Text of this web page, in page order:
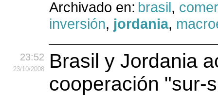
Archivado en: brasil,
inversión, jordania,
23:52
23/10/2008
Brasil y Jordania
cooperación "sur-